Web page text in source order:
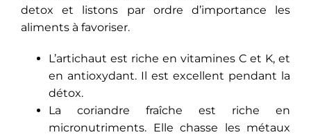
detox et listons par ordre d’importance les
aliments à favoriser.
L’artichaut est riche en vitamines C et K, et
en antioxydant. Il est excellent pendant la
détox.
La coriandre fraîche est riche en
micronutriments. Elle chasse les métaux